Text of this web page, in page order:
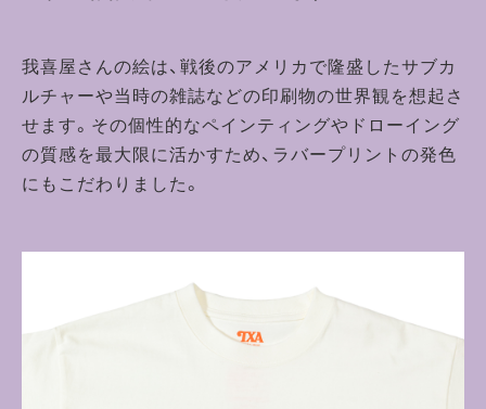
我喜屋さんの絵は、戦後のアメリカで隆盛したサブカ
ルチャーや当時の雑誌などの印刷物の世界観を想起さ
せます。その個性的なペインティングやドローイング
の質感を最大限に活かすため、ラバープリントの発色
にもこだわりました。